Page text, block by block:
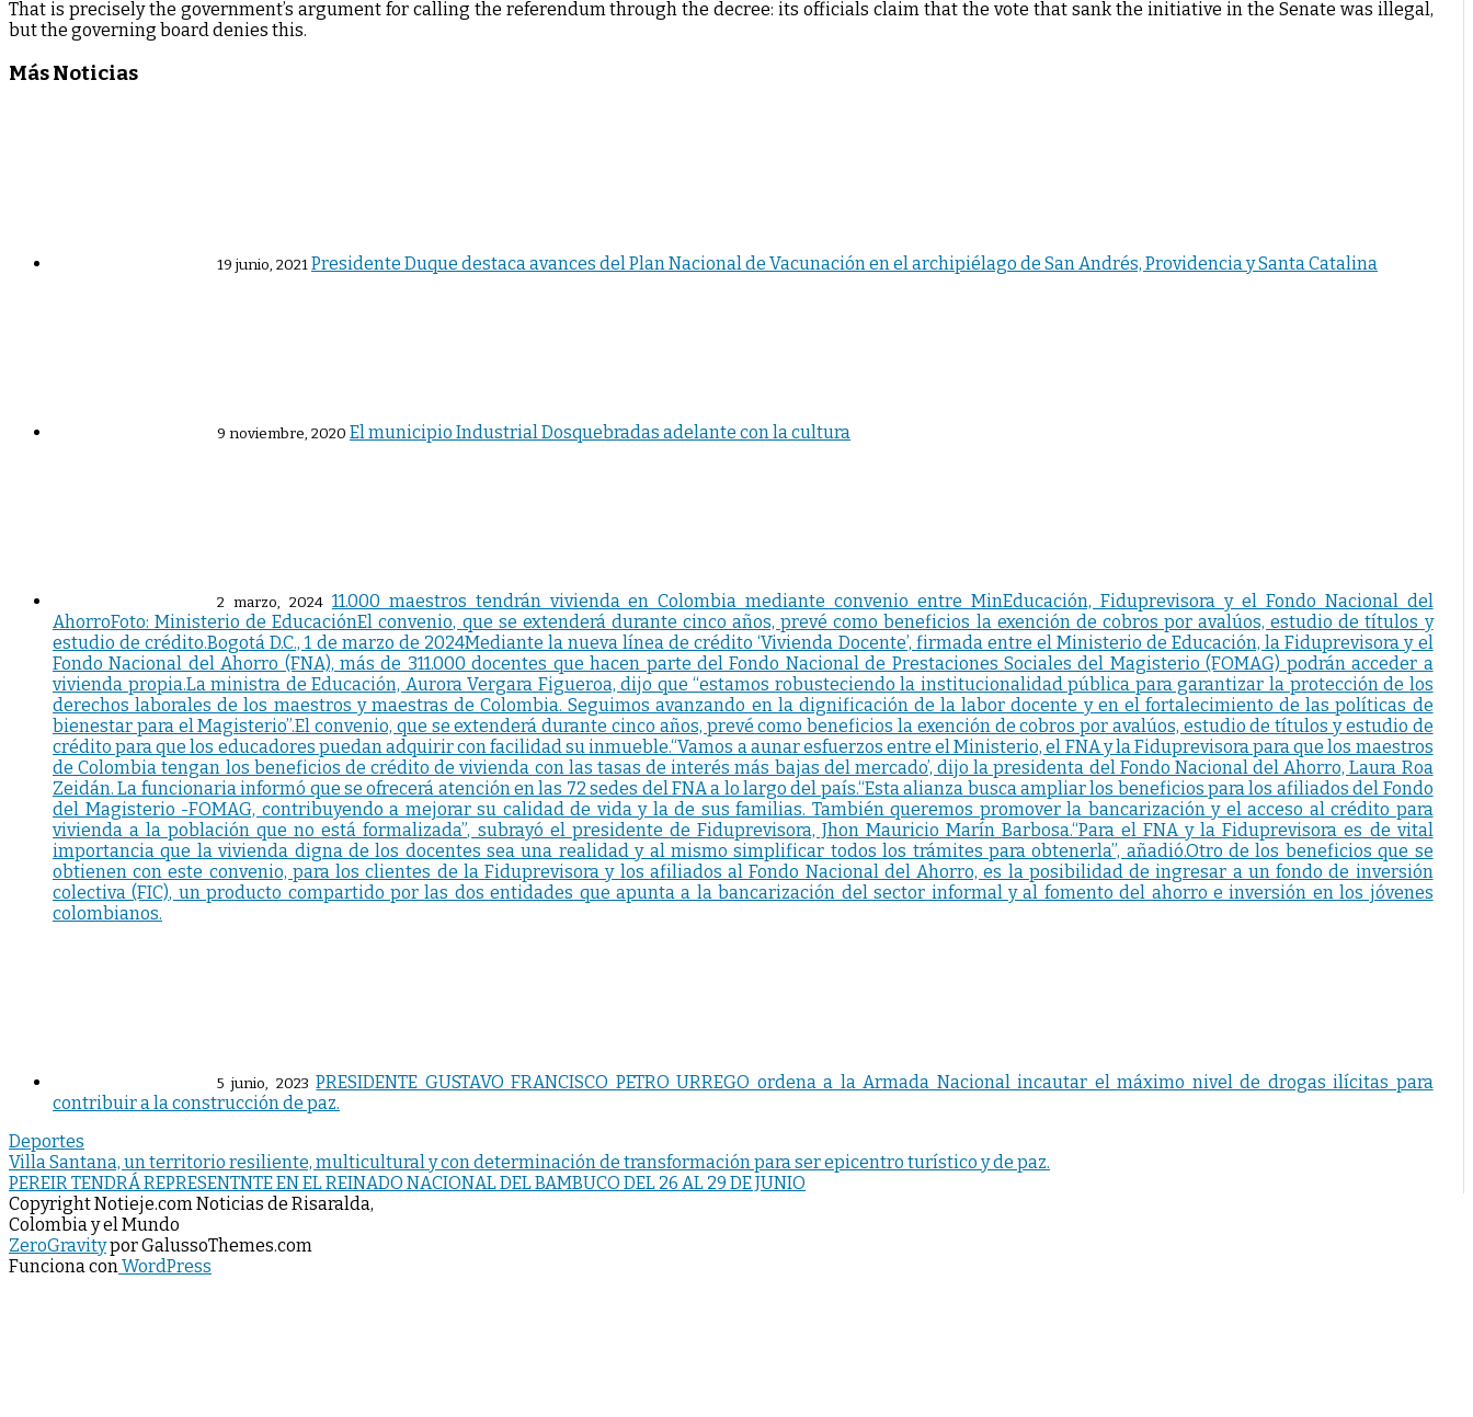
That is precisely the government’s argument for calling the referendum through the decree: its officials claim that the vote that sank the initiative in the Senate was illegal,
but the governing board denies this.
Más Noticias
19 junio, 2021Presidente Duque destaca avances del Plan Nacional de Vacunación en el archipiélago de San Andrés, Providencia y Santa Catalina
9 noviembre, 2020 El municipio Industrial Dosquebradas adelante con la cultura
2 marzo, 2024 11.000 maestros tendrán vivienda en Colombia mediante convenio entre MinEducación, Fiduprevisora y el Fondo Nacional del
AhorroFoto: Ministerio de EducaciónEl convenio, que se extenderá durante cinco años, prevé como beneficios la exención de cobros por avalúos, estudio de títulos y
estudio de crédito.Bogotá D.C., 1 de marzo de 2024Mediante la nueva línea de crédito ‘Vivienda Docente’, firmada entre el Ministerio de Educación, la Fiduprevisora y el
Fondo Nacional del Ahorro (FNA), más de 311.000 docentes que hacen parte del Fondo Nacional de Prestaciones Sociales del Magisterio (FOMAG) podrán acceder a
vivienda propia.La ministra de Educación, Aurora Vergara Figueroa, dijo que “estamos robusteciendo la institucionalidad pública para garantizar la protección de los
derechos laborales de los maestros y maestras de Colombia. Seguimos avanzando en la dignificación de la labor docente y en el fortalecimiento de las políticas de
bienestar para el Magisterio”.El convenio, que se extenderá durante cinco años, prevé como beneficios la exención de cobros por avalúos, estudio de títulos y estudio de
crédito para que los educadores puedan adquirir con facilidad su inmueble.“Vamos a aunar esfuerzos entre el Ministerio, el FNA y la Fiduprevisora para que los maestros
de Colombia tengan los beneficios de crédito de vivienda con las tasas de interés más bajas del mercado’, dijo la presidenta del Fondo Nacional del Ahorro, Laura Roa
Zeidán. La funcionaria informó que se ofrecerá atención en las 72 sedes del FNA a lo largo del país.“Esta alianza busca ampliar los beneficios para los afiliados del Fondo
del Magisterio -FOMAG, contribuyendo a mejorar su calidad de vida y la de sus familias. También queremos promover la bancarización y el acceso al crédito para
vivienda a la población que no está formalizada”, subrayó el presidente de Fiduprevisora, Jhon Mauricio Marín Barbosa.“Para el FNA y la Fiduprevisora es de vital
importancia que la vivienda digna de los docentes sea una realidad y al mismo simplificar todos los trámites para obtenerla”, añadió.Otro de los beneficios que se
obtienen con este convenio, para los clientes de la Fiduprevisora y los afiliados al Fondo Nacional del Ahorro, es la posibilidad de ingresar a un fondo de inversión
colectiva (FIC), un producto compartido por las dos entidades que apunta a la bancarización del sector informal y al fomento del ahorro e inversión en los jóvenes
colombianos.
5 junio, 2023 PRESIDENTE GUSTAVO FRANCISCO PETRO URREGO ordena a la Armada Nacional incautar el máximo nivel de drogas ilícitas para
contribuir a la construcción de paz.
Deportes
Navegación
de
entradas
Villa Santana, un territorio resiliente, multicultural y con determinación de transformación para ser epicentro turístico y de paz.
PEREIR TENDRÁ REPRESENTNTE EN EL REINADO NACIONAL DEL BAMBUCO DEL 26 AL 29 DE JUNIO
Copyright Notieje.com Noticias de Risaralda,
Colombia y el Mundo
ZeroGravitypor GalussoThemes.com
Funciona conWordPress